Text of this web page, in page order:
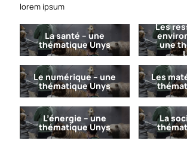
lorem ipsum
La santé – une
thématique Unys
Les
une
Le numérique – une
thématique Unys
Les
L’énergie – une
thématique Unys
La